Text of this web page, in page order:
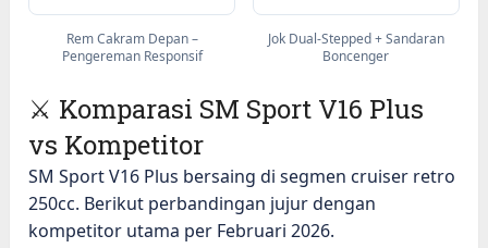
Rem Cakram Depan –
Pengereman Responsif
Jok Dual-Stepped + Sandaran
Boncenger
⚔️ Komparasi SM Sport V16 Plus
vs Kompetitor
SM Sport V16 Plus bersaing di segmen cruiser retro
250cc. Berikut perbandingan jujur dengan
kompetitor utama per Februari 2026.